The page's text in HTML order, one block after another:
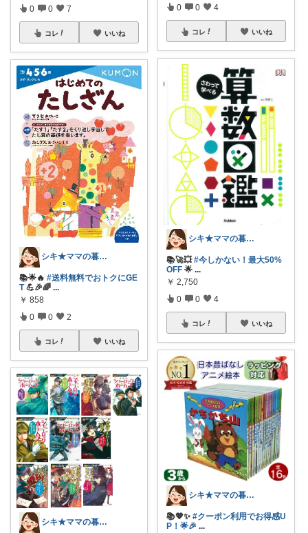
0 0 7
コレ いいね
シキ★ママの暮らし、キッズ
📚🌟🔥 #送料無料でおトクにGE
T💪🎉🌈 ...
￥ 858
0 0 2
コレ いいね
シキ★ママの暮らし、キッズ
0 0 4
コレ いいね
シキ★ママの暮らし、キッズ
📚🚀💥#今しかない！最大50%
OFF 🌟 ...
￥ 2,750
0 0 4
コレ いいね
シキ★ママの暮らし、キッズ
📚💖✨ #クーポン利用でお得感U
P！🌟🎉 ...